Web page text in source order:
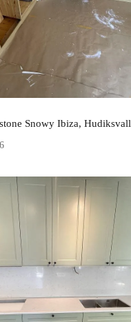
Snowy Ibiza, Hudiksvall